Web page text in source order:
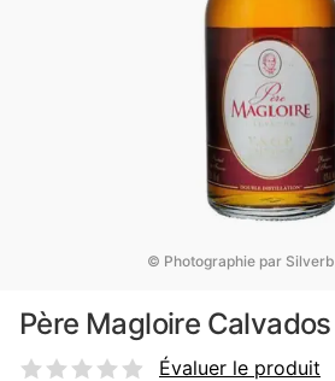
© Photographie par
Père Magloire Calvados
Évaluer le produit